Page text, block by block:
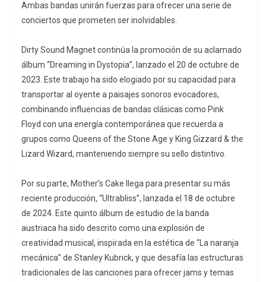
Ambas bandas unirán fuerzas para ofrecer una serie de
conciertos que prometen ser inolvidables.
Dirty Sound Magnet continúa la promoción de su aclamado
álbum “Dreaming in Dystopia”, lanzado el 20 de octubre de
2023. Este trabajo ha sido elogiado por su capacidad para
transportar al oyente a paisajes sonoros evocadores,
combinando influencias de bandas clásicas como Pink
Floyd con una energía contemporánea que recuerda a
grupos como Queens of the Stone Age y King Gizzard & the
Lizard Wizard, manteniendo siempre su sello distintivo.
Por su parte, Mother’s Cake llega para presentar su más
reciente producción, “Ultrabliss”, lanzada el 18 de octubre
de 2024. Este quinto álbum de estudio de la banda
austriaca ha sido descrito como una explosión de
creatividad musical, inspirada en la estética de “La naranja
mecánica” de Stanley Kubrick, y que desafía las estructuras
tradicionales de las canciones para ofrecer jams y temas